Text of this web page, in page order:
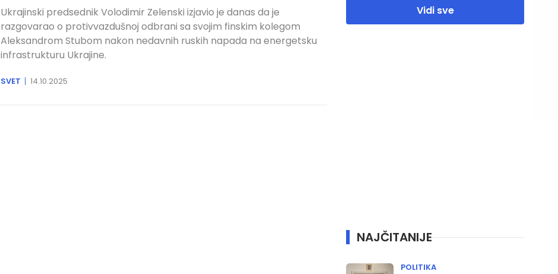
Ukrajinski predsednik Volodimir Zelenski izjavio je danas da je
razgovarao o protivvazdušnoj odbrani sa svojim finskim kolegom
Aleksandrom Stubom nakon nedavnih ruskih napada na energetsku
infrastrukturu Ukrajine.
SVET 14.10.2025
Vidi sve
NAJČITANIJE
POLITIKA